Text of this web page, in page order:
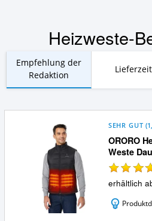
Heizweste-
Empfehlung der
Redaktion
Lieferzeit
ORORO
Weste
SEHR GUT (
erhältlich